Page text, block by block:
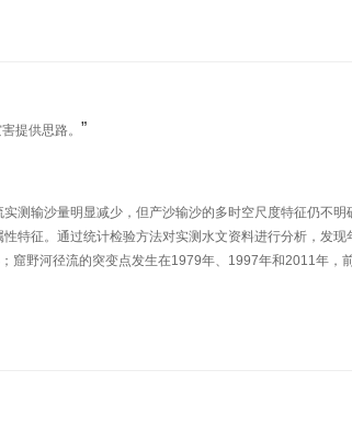
适用于植被区泥沙补给不受限的情况。
提供思路。 ”
测输沙量明显减少，但产沙输沙的多时空尺度特征仍不
特征。通过统计检验方法对实测水文资料进行分析，发
野河径流的突变点发生在1979年、1997年和2011年，
流沉积物（2020年）和几千年前的河流阶地沉积物分
沟道之中，没有被输送到流域的出口，为极端天气下的
沙变化进行分析，可为调控治理黄河水沙灾害的相关研究